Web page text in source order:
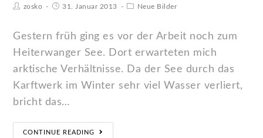
zosko 31. Januar 2013 Neue Bilder
Gestern früh ging es vor der Arbeit noch zum
Heiterwanger See. Dort erwarteten mich
arktische Verhältnisse. Da der See durch das
Karftwerk im Winter sehr viel Wasser verliert,
bricht das…
CONTINUE READING